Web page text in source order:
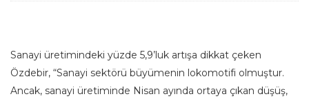
Sanayi üretimindeki yüzde 5,9’luk artışa dikkat çeken
Özdebir, “Sanayi sektörü büyümenin lokomotifi olmuştur.
Ancak, sanayi üretiminde Nisan ayında ortaya çıkan düşüş,